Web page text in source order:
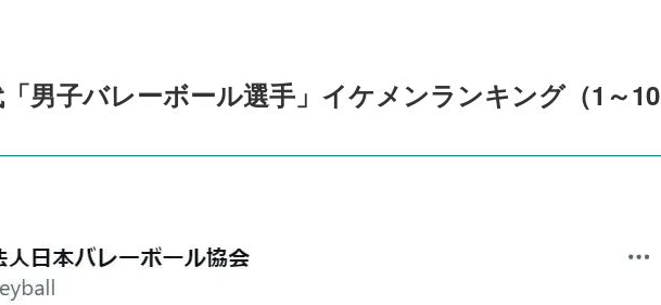
男子バレーボール選手」イケメンランキング（1～10